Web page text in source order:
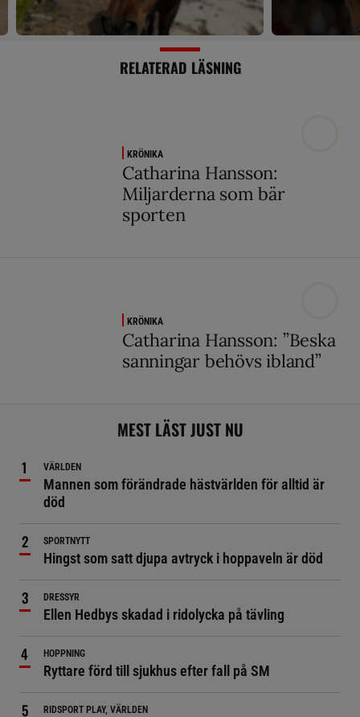
RELATERAD LÄSNING
KRÖNIKA
Catharina Hansson:
Miljarderna som bär
sporten
KRÖNIKA
Catharina Hansson: ”Beska
sanningar behövs ibland”
MEST LÄST JUST NU
VÄRLDEN
Mannen som förändrade hästvärlden för alltid är
död
SPORTNYTT
Hingst som satt djupa avtryck i hoppaveln är död
DRESSYR
Ellen Hedbys skadad i ridolycka på tävling
HOPPNING
Ryttare förd till sjukhus efter fall på SM
RIDSPORT PLAY, VÄRLDEN